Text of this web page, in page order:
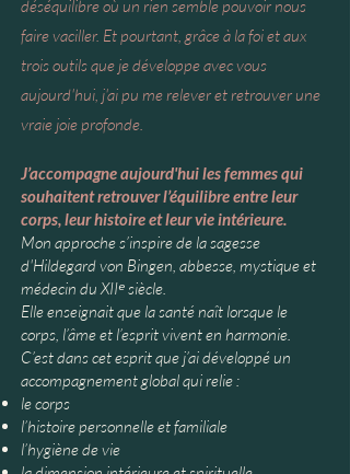
déséquilibre où un rien semble pouvoir nous
faire vaciller. Et pourtant, grâce à la foi et aux
trois outils que je développe avec vous
aujourd'hui, j'ai pu me relever et retrouver une
vraie joie profonde.
J’accompagne aujourd'hui les femmes qui
souhaitent retrouver l’équilibre entre leur
corps, leur histoire et leur vie intérieure.
Mon approche s’inspire de la sagesse
d'Hildegard von Bingen, abbesse, mystique et
médecin du XIIᵉ siècle.
Elle enseignait que la santé naît lorsque le
corps, l’âme et l’esprit vivent en harmonie.
C’est dans cet esprit que j’ai développé un
accompagnement global qui relie :
le corps
l’histoire personnelle et familiale
l’hygiène de vie